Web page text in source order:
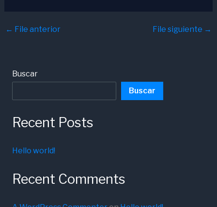
← File anterior File siguiente →
Buscar
Buscar
Recent Posts
Hello world!
Recent Comments